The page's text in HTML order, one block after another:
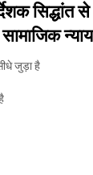
सिद्धांत
जुड़ा है